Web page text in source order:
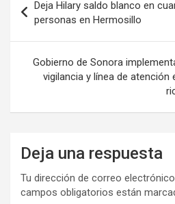
de
entradas
Deja Hilary saldo blanco en
personas en Hermosillo
Gobierno de Sonora
vigilancia y línea de
Deja una respuesta
Tu dirección de correo
campos obligatorios están